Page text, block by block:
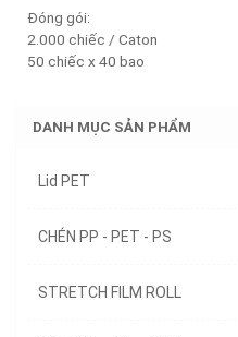
Đóng gói:
2.000 chiếc / Caton
50 chiếc x 40 bao
DANH MỤC SẢN PHẨM
Lid PET
CHÉN PP - PET - PS
STRETCH FILM ROLL